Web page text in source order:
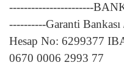
-----------------------
----------Garanti
Hesap No: 6299377
0670 0006 2993 77